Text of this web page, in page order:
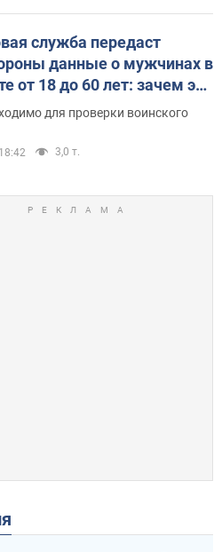
служба передаст
данные о мужчинах в
от 18 до 60 лет: зачем это
для проверки воинского
3,0 т.